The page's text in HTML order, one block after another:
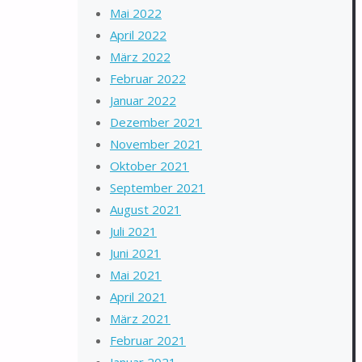
Mai 2022
April 2022
März 2022
Februar 2022
Januar 2022
Dezember 2021
November 2021
Oktober 2021
September 2021
August 2021
Juli 2021
Juni 2021
Mai 2021
April 2021
März 2021
Februar 2021